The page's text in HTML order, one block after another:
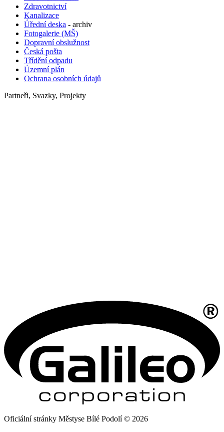
Zdravotnictví
Kanalizace
Úřední deska - archiv
Fotogalerie (MŠ)
Dopravní obslužnost
Česká pošta
Třídění odpadu
Územní plán
Ochrana osobních údajů
Partneři, Svazky, Projekty
Oficiální stránky Městyse Bílé Podolí © 2026